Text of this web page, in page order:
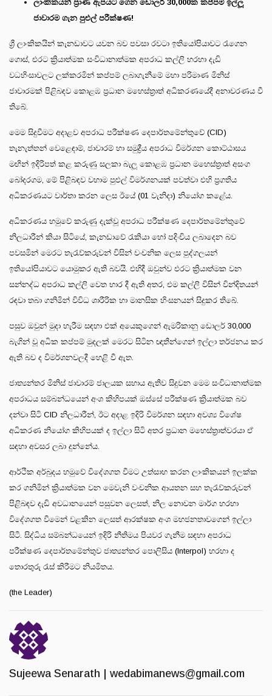
ලාංකිකයන් ප්‍රාණ ඇපයට ගෙන ඩොලර් 30,000ක කප්පම් ඉල්ලූ
ජාවාරම ගැන පුළුල් පරීක්ෂණ!
ශ්‍රී ලාංකිකයින් කැනඩාවට යවන බව පවසා රවටා ඉතියෝපියාවට රැගෙන
ගොස්, එරට ක්‍රියාත්මක සංවිධානාත්මක අපරාධ කල්ලි හරහා දැඩි
වධහිංසාවලට ලක්කරමින් කප්පම් ලබාගැනීමේ මහා පරිමාණ මිනිස්
ජාවාරමක් පිළිබඳව කොළඹ ප්‍රධාන මහෙස්ත්‍රාත් අධිකරණයේදී අනාවරණය වී
තිබේ.
මෙම සිදුවීමට අදාළව අපරාධ පරීක්ෂණ දෙපාර්තමේන්තුවේ (CID)
තැනැත්තන් වෙළෙඳාම්, ජාවාරම් හා සමුද්‍රීය අපරාධ විමර්ශන කොට්ඨාසය
මඟින් ඉදිරිපත් කළ කරුණු සලකා බැලූ කොළඹ ප්‍රධාන මහෙස්ත්‍රාත් අසංග
බෝදරගම, මේ පිළිබඳව වහාම පුළුල් විමර්ශනයක් පවත්වා එහි ප්‍රගතිය
අධිකරණයට වාර්තා කරන ලෙස ඊයේ (01 වැනිදා) නියෝග කළේය.
අධිකරණය හමුවේ කරුණු දැක්වූ අපරාධ පරීක්ෂණ දෙපාර්තමේන්තුවේ
නිලධාරීන් කියා සිටියේ, කැනඩාවේ රැකියා හෝ පදිංචිය ලබාදෙන බව
පවසමින් මෙරට තැරැව්කරුවන් විසින් වංචනික ලෙස පුද්ගලයන්
ඉතියෝපියාවට යොමුකර ඇති බවයි. එහිදී ඔවුන්ව එරට ක්‍රියාත්මක වන
සන්නද්ධ අපරාධ කල්ලි වෙත භාර දී ඇති අතර, එම කල්ලි විසින් වින්දිතයන්
රඳවා තබා ගනිමින් විවිධ ශාරීරික හා මානසික හිංසනයන් සිදුකර තිබේ.
පසුව ඔවුන් මුදා හැරීම සඳහා එක් අයෙකුගෙන් ඇමරිකානු ඩොලර් 30,000
බැගින් වූ අධික කප්පම් මුදලක් මෙරට සිටින ඥාතීන්ගෙන් ඉල්ලා තර්ජනය කර
ඇති බව ද විමර්ශනවලදී හෙළි වී ඇත.
ජාත්‍යන්තර මිනිස් ජාවාරම් ජාලයක සහාය ඇතිව සිදුවන මෙම සංවිධානාත්මක
අපරාධය සම්බන්ධයෙන් අංශ කිහිපයක් ඔස්සේ පරීක්ෂණ ක්‍රියාත්මක බව
දන්වා සිටි CID නිලධාරීන්, ඊට අදාළ ඉදිරි විමර්ශන සඳහා අවශ්‍ය විශේෂ
අධිකරණ නියෝග කිහිපයක් ද ඉල්ලා සිටි අතර ප්‍රධාන මහෙස්ත්‍රාත්වරයා ඒ
සඳහා අවසර ලබා දුන්නේය.
ආර්ථික අර්බුදය හමුවේ විදේශගත වීමට උත්සාහ කරන ලාංකිකයන් ඉලක්ක
කර ගනිමින් ක්‍රියාත්මක වන මෙවැනි වංචනික ආයතන සහ තැරැව්කරුවන්
පිළිබඳව දැඩි අවධානයෙන් පසුවන ලෙසත්, නිල නොවන මාර්ග හරහා
විදේශගත වීමෙන් වළකින ලෙසත් ආරක්ෂක අංශ මහජනතාවගෙන් ඉල්ලා
සිටී. සිද්ධිය සම්බන්ධයෙන් ඉදිරි නීතිමය පියවර ගැනීම සඳහා අපරාධ
පරීක්ෂණ දෙපාර්තමේන්තුව ජාත්‍යන්තර පොලිසිය (Interpol) හරහා ද
තොරතුරු රැස් කිරීමට නියමිතය.
(the Leader)
Sujeewa Senarath | wedabimanews@gmail.com